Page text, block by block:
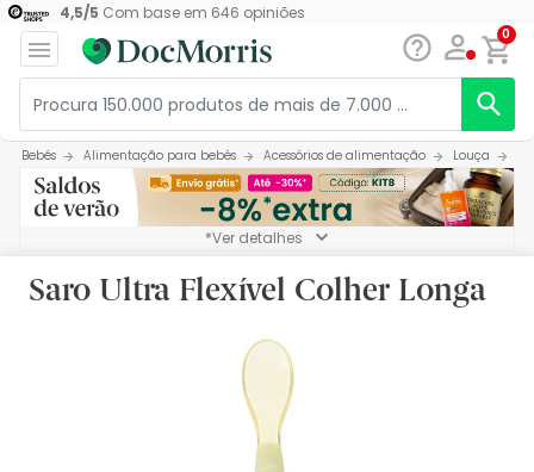
4,5/5 Com base em 646 opiniões
0
Bebés Alimentação para bebés Acessórios de alimentação Louça
*Ver detalhes
Saro Ultra Flexível Colher Longa